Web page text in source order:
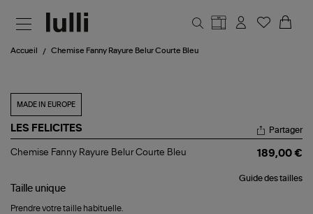
Accueil Chemise Fanny Rayure Belur Courte Bleu
MADE IN EUROPE
LES FELICITES
Chemise
Belur
Courte
Bleu
Partager
Chemise Fanny Rayure Belur Courte Bleu 189,00 €
Guide des tailles
Taille unique
Prendre votre taille habituelle.